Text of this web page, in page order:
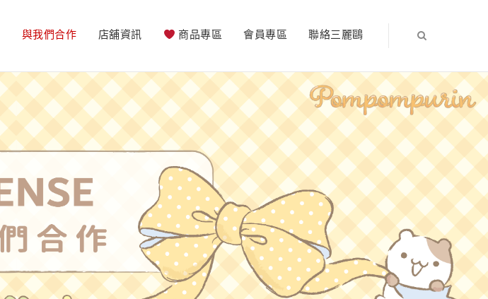
與我們合作 店舖資訊 商品專區 會員專區 聯絡三麗鷗